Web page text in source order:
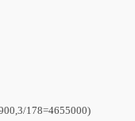
178=4655000)